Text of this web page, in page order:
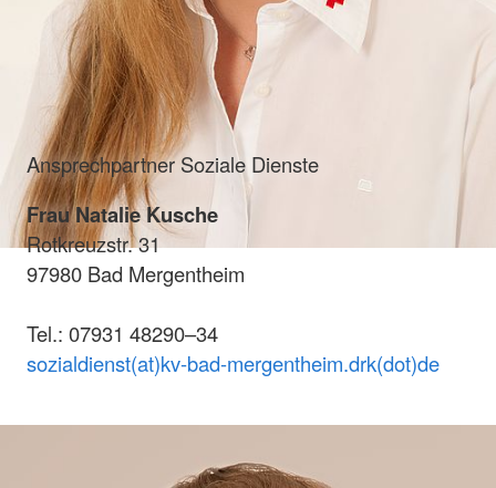
Ansprechpartner Soziale Dienste
Frau Natalie Kusche
Rotkreuzstr. 31
97980 Bad Mergentheim
Tel.: 07931 48290–34
sozialdienst(at)kv-bad-mergentheim.drk(dot)de